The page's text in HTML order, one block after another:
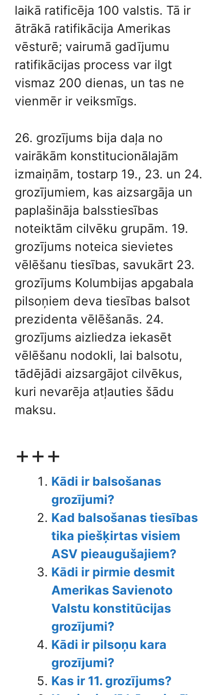
laikā ratificēja 100 valstis. Tā ir
ātrākā ratifikācija Amerikas
vēsturē; vairumā gadījumu
ratifikācijas process var ilgt
vismaz 200 dienas, un tas ne
vienmēr ir veiksmīgs.
26. grozījums bija daļa no
vairākām konstitucionālajām
izmaiņām, tostarp 19., 23. un 24.
grozījumiem, kas aizsargāja un
paplašināja balsstiesības
noteiktām cilvēku grupām. 19.
grozījums noteica sievietes
vēlēšanu tiesības, savukārt 23.
grozījums Kolumbijas apgabala
pilsoņiem deva tiesības balsot
prezidenta vēlēšanās. 24.
grozījums aizliedza iekasēt
vēlēšanu nodokli, lai balsotu,
tādējādi aizsargājot cilvēkus,
kuri nevarēja atļauties šādu
maksu.
+++
Kādi ir balsošanas
grozījumi?
Kad balsošanas tiesības
tika piešķirtas visiem
ASV pieaugušajiem?
Kādi ir pirmie desmit
Amerikas Savienoto
Valstu konstitūcijas
grozījumi?
Kādi ir pilsoņu kara
grozījumi?
Kas ir 11. grozījums?